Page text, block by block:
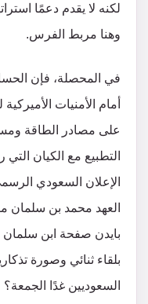
لكنه لا يقدم دعمًا
وهنا مربط الفرس.
في المحصلة، فإن
أمام الأمنيات
على مصادر الطاقة
التطبيع مع الكيان
الإعلان السعودي
العهد محمد بن سلمان
بايدن صفحة ابن
بلقاء ثنائي وصورة
السعوديين غدًا